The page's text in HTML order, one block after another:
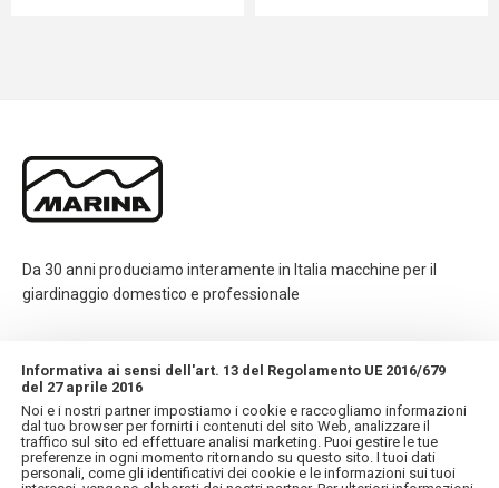
Da 30 anni produciamo interamente in Italia macchine per il
giardinaggio domestico e professionale
CONTATTI
INFORMAZIONI
IL MIO ACCOUNT
Informativa ai sensi dell'art. 13 del Regolamento UE 2016/679
del 27 aprile 2016
Noi e i nostri partner impostiamo i cookie e raccogliamo informazioni
dal tuo browser per fornirti i contenuti del sito Web, analizzare il
traffico sul sito ed effettuare analisi marketing. Puoi gestire le tue
preferenze in ogni momento ritornando su questo sito. I tuoi dati
personali, come gli identificativi dei cookie e le informazioni sui tuoi